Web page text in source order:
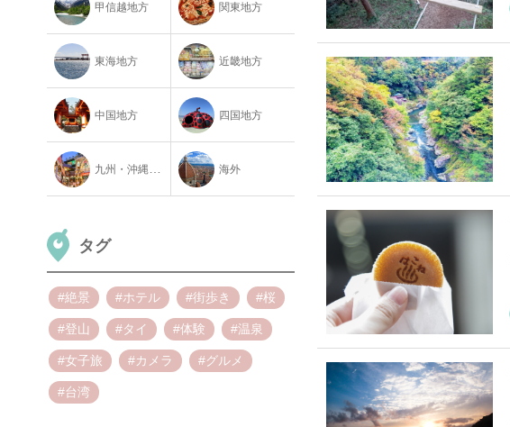
甲信越地方 関東地方
東海地方 近畿地方
中国地方 四国地方
九州・沖縄地方 海外
タグ
#絶景 #ホテル #街歩き #桜
#登山 #タイ #体験 #温泉
#女子旅 #カメラ #グルメ
#台湾